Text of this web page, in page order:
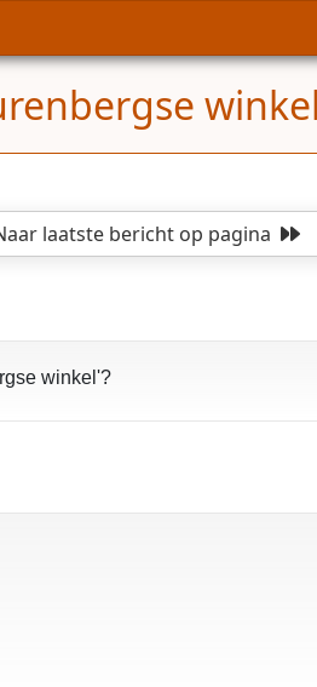
winkel
laatste berichtop pagina
winkel'?